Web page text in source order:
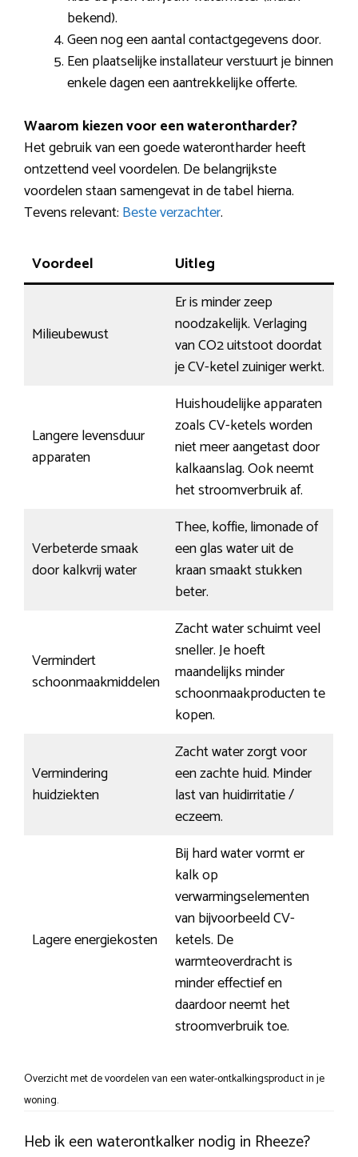
bekend).
Geen nog een aantal contactgegevens door.
Een plaatselijke installateur verstuurt je binnen
enkele dagen een aantrekkelijke offerte.
Waarom kiezen voor een waterontharder?
Het gebruik van een goede waterontharder heeft
ontzettend veel voordelen. De belangrijkste
voordelen staan samengevat in de tabel hierna.
Tevens relevant: Beste verzachter.
Voordeel Uitleg
Milieubewust
Er is minder zeep
noodzakelijk. Verlaging
van CO2 uitstoot doordat
je CV-ketel zuiniger werkt.
Langere levensduur
apparaten
Huishoudelijke apparaten
zoals CV-ketels worden
niet meer aangetast door
kalkaanslag. Ook neemt
het stroomverbruik af.
Verbeterde smaak
door kalkvrij water
Thee, koffie, limonade of
een glas water uit de
kraan smaakt stukken
beter.
Vermindert
schoonmaakmiddelen
Zacht water schuimt veel
sneller. Je hoeft
maandelijks minder
schoonmaakproducten te
kopen.
Vermindering
huidziekten
Zacht water zorgt voor
een zachte huid. Minder
last van huidirritatie /
eczeem.
Lagere energiekosten
Bij hard water vormt er
kalk op
verwarmingselementen
van bijvoorbeeld CV-
ketels. De
warmteoverdracht is
minder effectief en
daardoor neemt het
stroomverbruik toe.
Overzicht met de voordelen van een water-ontkalkingsproduct in je
woning.
Heb ik een waterontkalker nodig in Rheeze?